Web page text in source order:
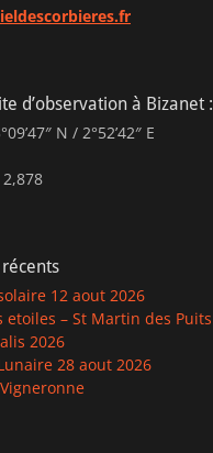
d’observation à Bizanet :
N / 2°52’42″ E
12 aout 2026
etoiles – St Martin des Puits
2026
28 aout 2026